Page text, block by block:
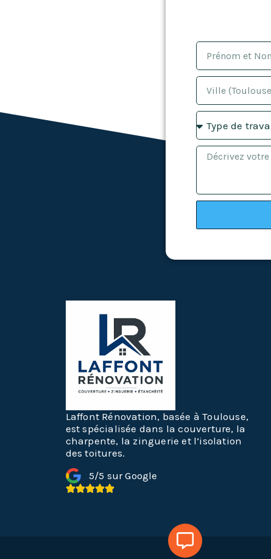
Laffont Rénovation, basée à Toulouse,
est spécialisée dans la couverture, la
charpente, la zinguerie et l’isolation
des toitures.
5/5 sur Google